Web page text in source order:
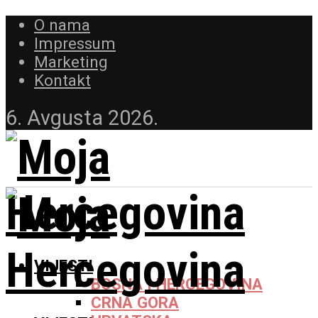
O nama
Impressum
Marketing
Kontakt
6. Avgusta 2026.
VIJESTI
BOSNA I HERCEGOVINA
CRNA GORA